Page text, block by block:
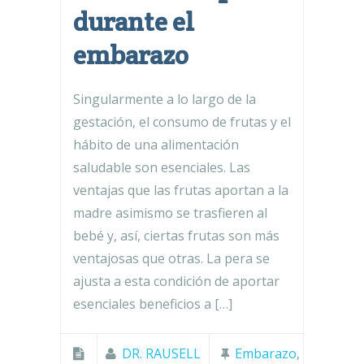
durante el
embarazo
Singularmente a lo largo de la
gestación, el consumo de frutas y el
hábito de una alimentación
saludable son esenciales. Las
ventajas que las frutas aportan a la
madre asimismo se trasfieren al
bebé y, así, ciertas frutas son más
ventajosas que otras. La pera se
ajusta a esta condición de aportar
esenciales beneficios a […]
DR. RAUSELL Embarazo,